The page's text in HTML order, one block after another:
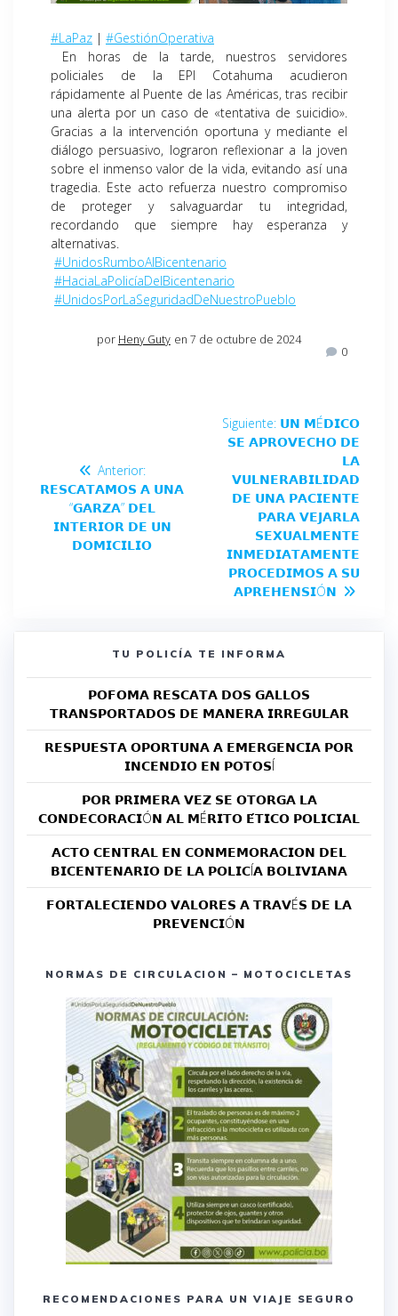
#LaPaz | #GestiónOperativa
En horas de la tarde, nuestros servidores
policiales de la EPI Cotahuma acudieron
rápidamente al Puente de las Américas, tras recibir
una alerta por un caso de «tentativa de suicidio».
Gracias a la intervención oportuna y mediante el
diálogo persuasivo, lograron reflexionar a la joven
sobre el inmenso valor de la vida, evitando así una
tragedia. Este acto refuerza nuestro compromiso
de proteger y salvaguardar tu integridad,
recordando que siempre hay esperanza y
alternativas.
#UnidosRumboAlBicentenario
#HaciaLaPolicíaDelBicentenario
#UnidosPorLaSeguridadDeNuestroPueblo
por Heny Guty en 7 de octubre de 2024
0
Anterior:
𝗥𝗘𝗦𝗖𝗔𝗧𝗔𝗠𝗢𝗦 𝗔 𝗨𝗡𝗔
“𝗚𝗔𝗥𝗭𝗔” 𝗗𝗘𝗟
𝗜𝗡𝗧𝗘𝗥𝗜𝗢𝗥 𝗗𝗘 𝗨𝗡
𝗗𝗢𝗠𝗜𝗖𝗜𝗟𝗜𝗢
Siguiente: 𝗨𝗡 𝗠É𝗗𝗜𝗖𝗢
𝗦𝗘 𝗔𝗣𝗥𝗢𝗩𝗘𝗖𝗛𝗢 𝗗𝗘
𝗟𝗔
𝗩𝗨𝗟𝗡𝗘𝗥𝗔𝗕𝗜𝗟𝗜𝗗𝗔𝗗
𝗗𝗘 𝗨𝗡𝗔 𝗣𝗔𝗖𝗜𝗘𝗡𝗧𝗘
𝗣𝗔𝗥𝗔 𝗩𝗘𝗝𝗔𝗥𝗟𝗔
𝗦𝗘𝗫𝗨𝗔𝗟𝗠𝗘𝗡𝗧𝗘
𝗜𝗡𝗠𝗘𝗗𝗜𝗔𝗧𝗔𝗠𝗘𝗡𝗧𝗘
𝗣𝗥𝗢𝗖𝗘𝗗𝗜𝗠𝗢𝗦 𝗔 𝗦𝗨
𝗔𝗣𝗥𝗘𝗛𝗘𝗡𝗦𝗜Ó𝗡
TU POLICÍA TE INFORMA
𝗣𝗢𝗙𝗢𝗠𝗔 𝗥𝗘𝗦𝗖𝗔𝗧𝗔 𝗗𝗢𝗦 𝗚𝗔𝗟𝗟𝗢𝗦
𝗧𝗥𝗔𝗡𝗦𝗣𝗢𝗥𝗧𝗔𝗗𝗢𝗦 𝗗𝗘 𝗠𝗔𝗡𝗘𝗥𝗔 𝗜𝗥𝗥𝗘𝗚𝗨𝗟𝗔𝗥
𝗥𝗘𝗦𝗣𝗨𝗘𝗦𝗧𝗔 𝗢𝗣𝗢𝗥𝗧𝗨𝗡𝗔 𝗔 𝗘𝗠𝗘𝗥𝗚𝗘𝗡𝗖𝗜𝗔 𝗣𝗢𝗥
𝗜𝗡𝗖𝗘𝗡𝗗𝗜𝗢 𝗘𝗡 𝗣𝗢𝗧𝗢𝗦Í
𝗣𝗢𝗥 𝗣𝗥𝗜𝗠𝗘𝗥𝗔 𝗩𝗘𝗭 𝗦𝗘 𝗢𝗧𝗢𝗥𝗚𝗔 𝗟𝗔
𝗖𝗢𝗡𝗗𝗘𝗖𝗢𝗥𝗔𝗖𝗜Ó𝗡 𝗔𝗟 𝗠É𝗥𝗜𝗧𝗢 𝗘́𝗧𝗜𝗖𝗢 𝗣𝗢𝗟𝗜𝗖𝗜𝗔𝗟
𝗔𝗖𝗧𝗢 𝗖𝗘𝗡𝗧𝗥𝗔𝗟 𝗘𝗡 𝗖𝗢𝗡𝗠𝗘𝗠𝗢𝗥𝗔𝗖𝗜𝗢𝗡 𝗗𝗘𝗟
𝗕𝗜𝗖𝗘𝗡𝗧𝗘𝗡𝗔𝗥𝗜𝗢 𝗗𝗘 𝗟𝗔 𝗣𝗢𝗟𝗜𝗖Í𝗔 𝗕𝗢𝗟𝗜𝗩𝗜𝗔𝗡𝗔
𝗙𝗢𝗥𝗧𝗔𝗟𝗘𝗖𝗜𝗘𝗡𝗗𝗢 𝗩𝗔𝗟𝗢𝗥𝗘𝗦 𝗔 𝗧𝗥𝗔𝗩É𝗦 𝗗𝗘 𝗟𝗔
𝗣𝗥𝗘𝗩𝗘𝗡𝗖𝗜Ó𝗡
NORMAS DE CIRCULACION – MOTOCICLETAS
RECOMENDACIONES PARA UN VIAJE SEGURO